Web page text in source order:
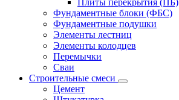
Плиты перекрытия (ПБ)
Фундаментные блоки (ФБС)
Фундаментные подушки
Элементы лестниц
Элементы колодцев
Перемычки
Сваи
Строительные смеси
Цемент